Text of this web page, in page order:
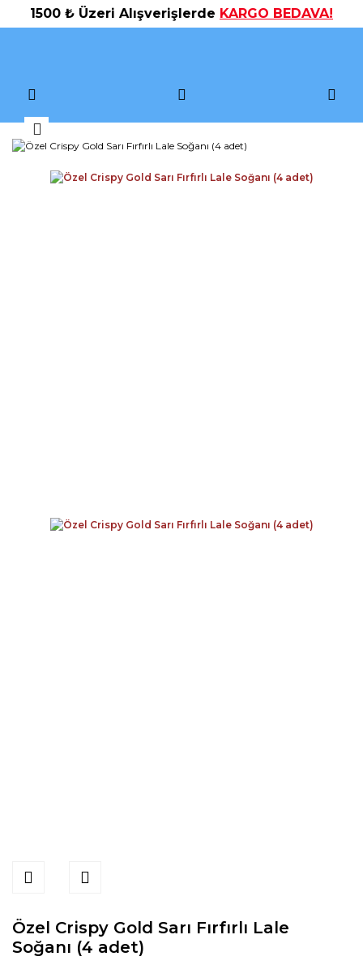
1500 ₺ Üzeri Alışverişlerde KARGO BEDAVA!
Özel Crispy Gold Sarı Fırfırlı Lale
Soğanı (4 adet)